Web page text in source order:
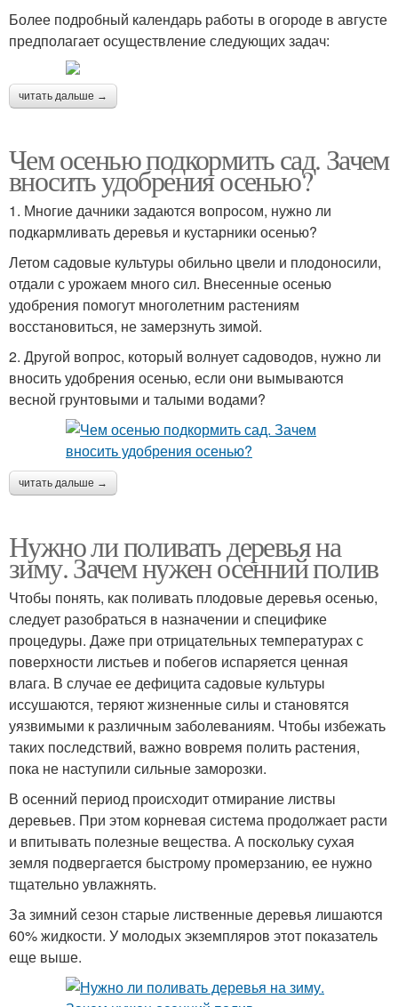
Более подробный календарь работы в огороде в августе
предполагает осуществление следующих задач:
читать дальше →
Чем осенью подкормить сад. Зачем
вносить удобрения осенью?
1. Многие дачники задаются вопросом, нужно ли
подкармливать деревья и кустарники осенью?
Летом садовые культуры обильно цвели и плодоносили,
отдали с урожаем много сил. Внесенные осенью
удобрения помогут многолетним растениям
восстановиться, не замерзнуть зимой.
2. Другой вопрос, который волнует садоводов, нужно ли
вносить удобрения осенью, если они вымываются
весной грунтовыми и талыми водами?
читать дальше →
Нужно ли поливать деревья на
зиму. Зачем нужен осенний полив
Чтобы понять, как поливать плодовые деревья осенью,
следует разобраться в назначении и специфике
процедуры. Даже при отрицательных температурах с
поверхности листьев и побегов испаряется ценная
влага. В случае ее дефицита садовые культуры
иссушаются, теряют жизненные силы и становятся
уязвимыми к различным заболеваниям. Чтобы избежать
таких последствий, важно вовремя полить растения,
пока не наступили сильные заморозки.
В осенний период происходит отмирание листвы
деревьев. При этом корневая система продолжает расти
и впитывать полезные вещества. А поскольку сухая
земля подвергается быстрому промерзанию, ее нужно
тщательно увлажнять.
За зимний сезон старые лиственные деревья лишаются
60% жидкости. У молодых экземпляров этот показатель
еще выше.